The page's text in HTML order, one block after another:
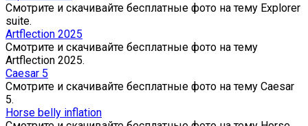
Смотрите и скачивайте бесплатные фото на тему Explorer
suite.
Artflection 2025
Смотрите и скачивайте бесплатные фото на тему
Artflection 2025.
Caesar 5
Смотрите и скачивайте бесплатные фото на тему Caesar
5.
Horse belly inflation